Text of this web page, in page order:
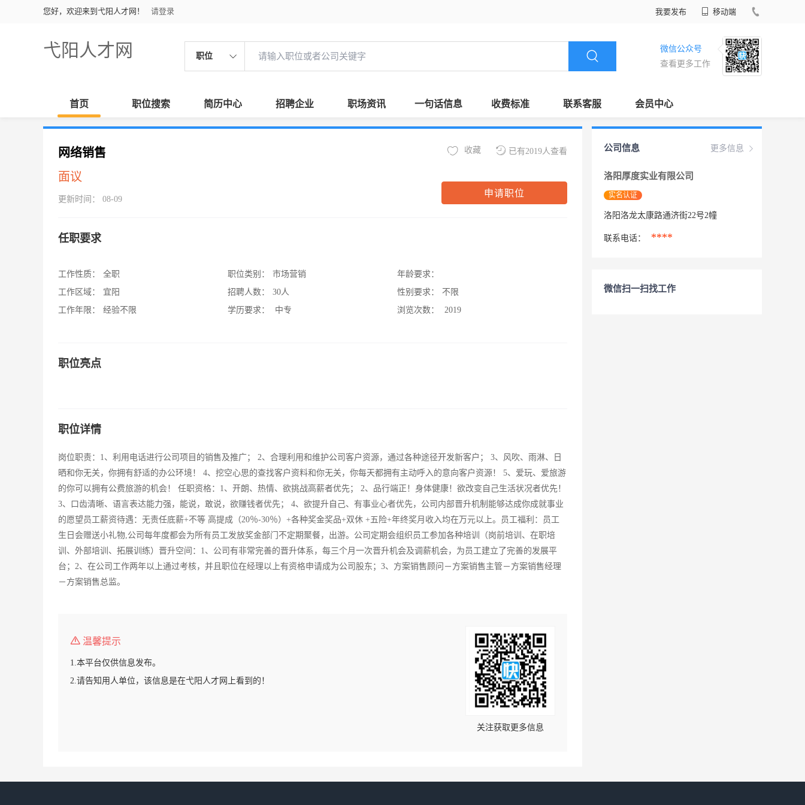
您好，欢迎来到弋阳人才网！ 请登录 我要发布 移动端
弋阳人才网 职位
微信公众号
查看更多工作
首页 职位搜索 简历中心 招聘企业 职场资讯 一句话信息 收费标准 联系客服 会员中心
网络销售
面议
更新时间： 08-09
已有2019人查看
收藏
申请职位
任职要求
工作性质：
全职
工作区域：
宜阳
工作年限：
经验不限
职位类别：
市场营销
招聘人数：
30人
学历要求：
中专
年龄要求：
性别要求：
不限
浏览次数：
2019
职位亮点
职位详情
岗位职责：1、利用电话进行公司项目的销售及推广； 2、合理利用和维护公司客户资源，通过各种途径开发新客户； 3、风吹、雨淋、日
晒和你无关，你拥有舒适的办公环境！ 4、挖空心思的查找客户资料和你无关，你每天都拥有主动呼入的意向客户资源！ 5、爱玩、爱旅游
的你可以拥有公费旅游的机会！ 任职资格：1、开朗、热情、欲挑战高薪者优先； 2、品行端正！身体健康！欲改变自己生活状况者优先！
3、口齿清晰、语言表达能力强，能说，敢说，欲赚钱者优先； 4、欲提升自己、有事业心者优先，公司内部晋升机制能够达成你成就事业
的愿望员工薪资待遇：无责任底薪+不等 高提成（20％-30％）+各种奖金奖品+双休 +五险+年终奖月收入均在万元以上。员工福利：员工
生日会赠送小礼物,公司每年度都会为所有员工发放奖金部门不定期聚餐，出游。公司定期会组织员工参加各种培训（岗前培训、在职培
训、外部培训、拓展训练）晋升空间：1、公司有非常完善的晋升体系，每三个月一次晋升机会及调薪机会，为员工建立了完善的发展平
台；2、在公司工作两年以上通过考核，并且职位在经理以上有资格申请成为公司股东；3、方案销售顾问－方案销售主管－方案销售经理
－方案销售总监。
温馨提示
1.本平台仅供信息发布。
2.请告知用人单位，该信息是在弋阳人才网上看到的！
关注获取更多信息
更多信息
公司信息
洛阳厚度实业有限公司
实名认证
洛阳洛龙太康路通济街22号2幢
联系电话： ****
微信扫一扫找工作